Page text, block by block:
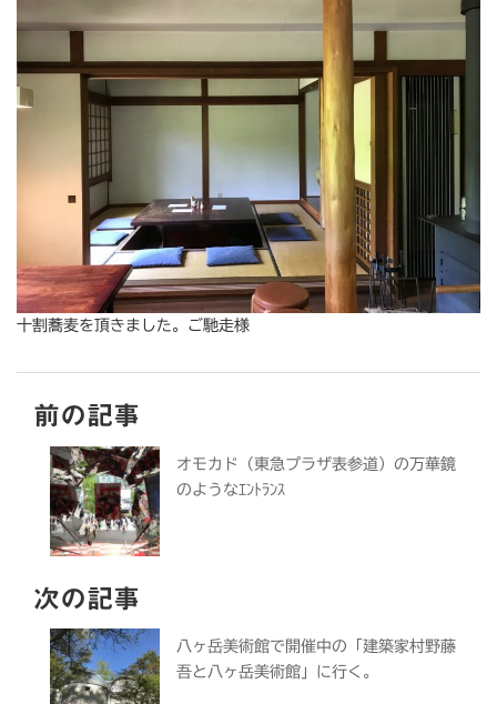
十割蕎麦を頂きました。ご馳走様
前の記事
オモカド（東急プラザ表参道）の万華鏡
のようなｴﾝﾄﾗﾝｽ
次の記事
八ヶ岳美術館で開催中の「建築家村野藤
吾と八ヶ岳美術館」に行く。